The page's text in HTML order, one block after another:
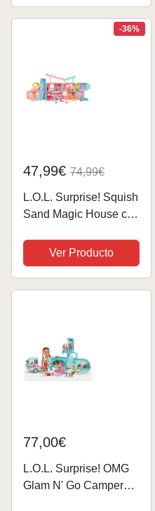
Incluyen muñeca,
Accesorios y Muebles -
-36%
47,99€ 74,99€
L.O.L. Surprise! Squish
Sand Magic House con
con muñeca
coleccionable, squish
sand, sorpresas y
Ver Producto
77,00€
L.O.L. Surprise! OMG
Glam N' Go Camper